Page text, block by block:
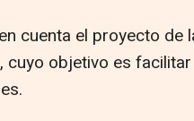
cuenta el proyecto de
cuyo objetivo es